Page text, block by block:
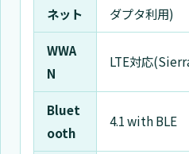
ネット
ダプタ利用)
WWA
N
LTE対応
Bluet
ooth
4.1 with BLE